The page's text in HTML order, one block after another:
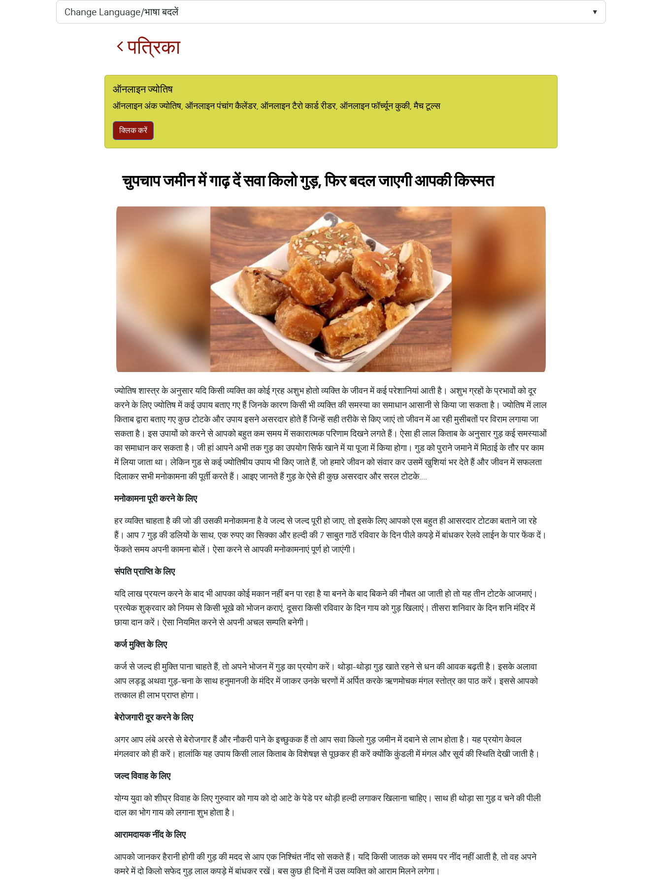
पत्रिका
ऑनलाइन ज्योतिष
ऑनलाइन अंक ज्योतिष, ऑनलाइन पंचांग कैलेंडर, ऑनलाइन टैरो कार्ड रीडर, ऑनलाइन फॉर्च्यून कुकी, मैच टूल्स
क्लिक करें
चुपचाप जमीन में गाढ़ दें सवा किलो गुड़, फिर बदल जाएगी आपकी किस्मत
ज्योतिष शास्त्र के अनुसार यदि किसी व्यक्ति का कोई ग्रह अशुभ होतो व्यक्ति के जीवन में कई परेशानियां आती है। अशुभ ग्रहों के प्रभावों को दूर
करने के लिए ज्योतिष में कई उपाय बताए गए हैं जिनके कारण किसी भी व्यक्ति की समस्या का समाधान आसानी से किया जा सकता है। ज्योतिष में लाल
किताब द्वारा बताए गए कुछ टोटके और उपाय इसने असरदार होते हैं जिन्हें सही तरीके से किए जाएं तो जीवन में आ रही मुसीबतों पर विराम लगाया जा
सकता है। इस उपायों को करने से आपको बहुत कम समय में सकारात्मक परिणाम दिखने लगते हैं। ऐसा ही लाल किताब के अनुसार गुड़ कई समस्याओं
का समाधान कर सकता है। जी हां आपने अभी तक गुड़ का उपयोग सिर्फ खाने में या पूजा में किया होगा। गुड को पुराने जमाने में मिठाई के तौर पर काम
में लिया जाता था। लेकिन गुड से कई ज्योतिषीय उपाय भी किए जाते हैं, जो हमारे जीवन को संवार कर उसमें खुशियां भर देते हैं और जीवन में सफलता
दिलाकर सभी मनोकामना की पूर्ती करते हैं। आइए जानते हैं गुड़ के ऐसे ही कुछ असरदार और सरल टोटके....
मनोकामनापूरीकरनेकेलिए
हर व्यक्ति चाहता है की जो ङी उसकी मनोकामना है वे जल्द से जल्द पूरी हो जाए, तो इसके लिए आपको एस बहुत ही आसरदार टोटका बताने जा रहे
हैं। आप 7 गुड़ की डलियों के साथ, एक रुपए का सिक्का और हल्दी की 7 साबुत गाठें रविवार के दिन पीले कपड़े में बांधकर रेलवे लाईन के पार फेंक दें।
फेंकते समय अपनी कामना बोलें। ऐसा करने से आपकी मनोकामनाएं पूर्ण हो जाएंगी।
संपतिप्राप्तिकेलिए
यदि लाख प्रयत्न करने के बाद भी आपका कोई मकान नहीं बन पा रहा है या बनने के बाद बिकने की नौबत आ जाती हो तो यह तीन टोटके आजमाएं।
प्रत्येक शुक्रवार को नियम से किसी भूखे को भोजन कराएं, दूसरा किसी रविवार के दिन गाय को गुड़ खिलाएं। तीसरा शनिवार के दिन शनि मंदिर में
छाया दान करें। ऐसा नियमित करने से अपनी अचल सम्पति बनेगी।
कर्जमुक्तिकेलिए
कर्ज से जल्द ही मुक्ति पाना चाहते हैं, तो अपने भोजन में गुड़ का प्रयोग करें। थोड़ा-थोड़ा गुड़ खाते रहने से धन की आवक बढ़ती है। इसके अलावा
आप लड्डू अथवा गुड़-चना के साथ हनुमानजी के मंदिर में जाकर उनके चरणों में अर्पित करके ऋणमोचक मंगल स्तोत्र का पाठ करें। इससे आपको
तत्काल ही लाभ प्राप्त होगा।
बेरोजगारीदूरकरनेकेलिए
अगर आप लंबे अरसे से बेरोजगार हैं और नौकरी पाने के इच्छुकक हैं तो आप सवा किलो गुड़ जमीन में दबाने से लाभ होता है। यह प्रयोग केवल
मंगलवार को ही करें। हालांकि यह उपाय किसी लाल किताब के विशेषज्ञ से पूछकर ही करें क्योंकि कुंडली में मंगल और सूर्य की स्थिति देखी जाती है।
जल्दविवाहकेलिए
योग्य युवा को शीघ्र विवाह के लिए गुरुवार को गाय को दो आटे के पेडे पर थोड़ी हल्दी लगाकर खिलाना चाहिए। साथ ही थोड़ा सा गुड़ व चने की पीली
दाल का भोग गाय को लगाना शुभ होता है।
आरामदायकनींदकेलिए
आपको जानकर हैरानी होगी की गुड़ की मदद से आप एक निश्चिंत नींद सो सकते हैं। यदि किसी जातक को समय पर नींद नहीं आती है, तो वह अपने
कमरे में दो किलो सफेद गुड़ लाल कपड़े में बांधकर रखें। बस कुछ ही दिनों में उस व्यक्ति को आराम मिलने लगेगा।